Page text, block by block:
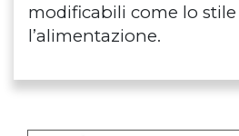
modificabili come lo stile
l’alimentazione.